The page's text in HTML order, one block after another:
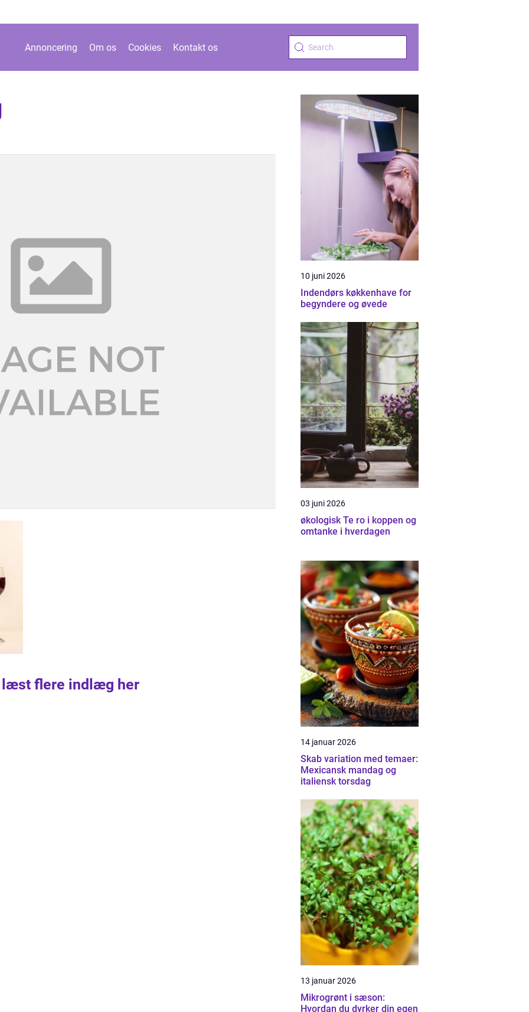
Annoncering Om os Cookies Kontakt os
læst flere indlæg her
10 juni 2026
Indendørs køkkenhave for
begyndere og øvede
03 juni 2026
økologisk Te ro i koppen og
omtanke i hverdagen
14 januar 2026
Skab variation med temaer:
Mexicansk mandag og
italiensk torsdag
13 januar 2026
Mikrogrønt i sæson:
Hvordan du dyrker din egen